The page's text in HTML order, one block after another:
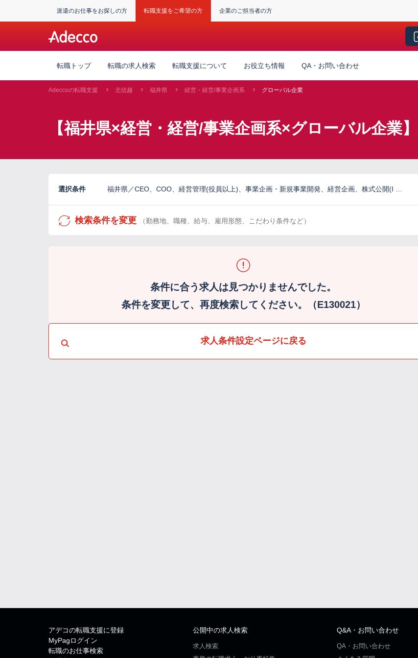
派遣のお仕事をお探しの方 転職支援をご希望の方 企業のご担当者の方
転職トップ 転職の求人検索 転職支援について お役立ち情報 QA・お問い合わせ
Adeccoの転職支援 北信越 福井県 経営・経営/事業企画系 グローバル企業
【福井県×経営・経営/事業企画系×グローバル企業
選択条件 福井県／CEO、COO、経営管理(役員以上)、事業企画・新規事業開発、経営企画、株式公開(I …
検索条件を変更 （勤務地、職種、給与、雇用形態、こだわり条件など）
条件に合う求人は見つかりませんでした。
条件を変更して、再度検索してください。（E130021）
求人条件設定ページに戻る
アデコの転職支援に登録
MyPagログイン
転職のお仕事検索
公開中の求人検索
求人検索
Q&A・お問い合わせ
QA・お問い合わせ